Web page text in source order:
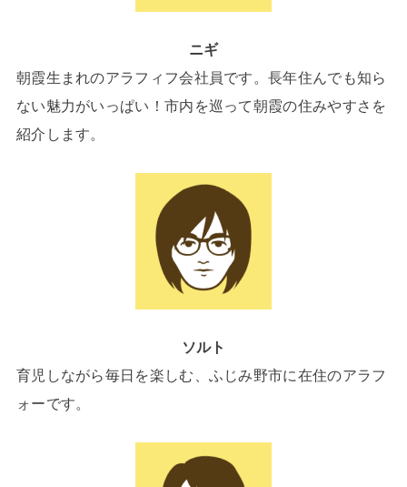
ニギ
朝霞生まれのアラフィフ会社員です。長年住んでも知ら
ない魅力がいっぱい！市内を巡って朝霞の住みやすさを
紹介します。
ソルト
育児しながら毎日を楽しむ、ふじみ野市に在住のアラフ
ォーです。